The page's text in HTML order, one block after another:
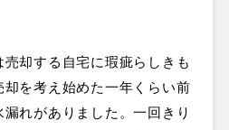
却する自宅に瑕疵らしきも
を考え始めた一年くらい前
れがありました。一回きり